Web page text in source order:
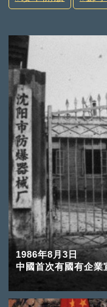
1986年8月3日
中國首次有國有企業